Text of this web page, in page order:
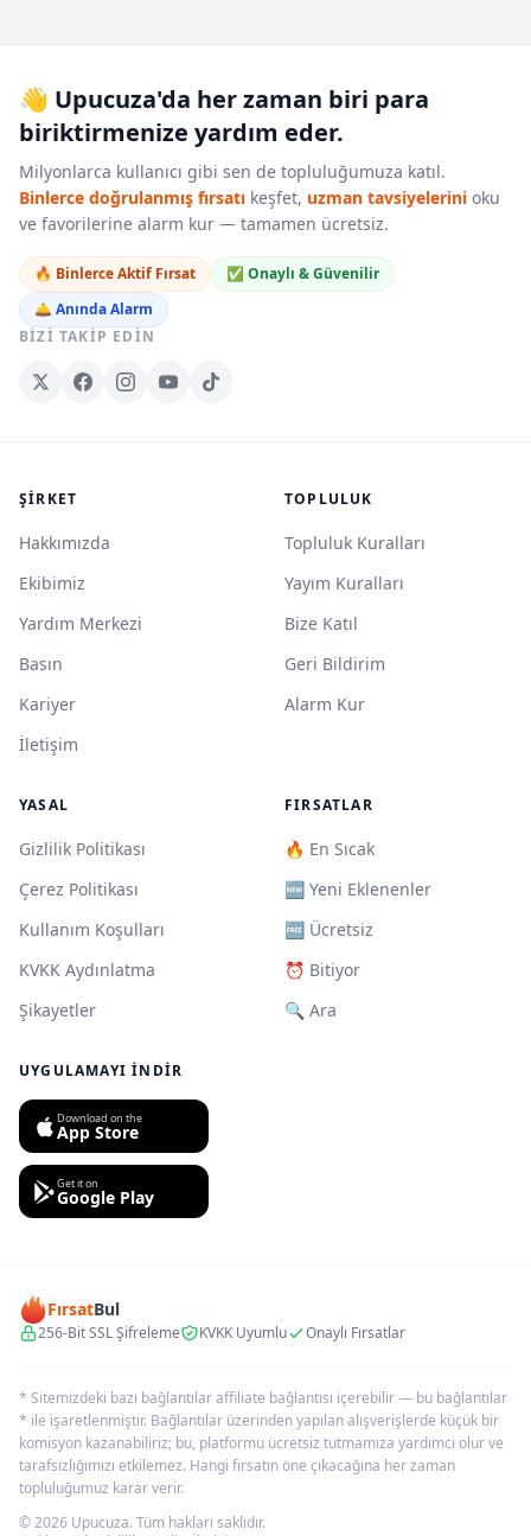
👋 Upucuza'da her zaman biri para
biriktirmenize yardım eder.
Milyonlarca kullanıcı gibi sen de topluluğumuza katıl.
Binlerce doğrulanmış fırsatı keşfet, uzman tavsiyelerini oku
ve favorilerine alarm kur — tamamen ücretsiz.
🔥 Binlerce Aktif Fırsat
✅ Onaylı & Güvenilir
🛎️ Anında Alarm
BIZI TAKIP EDIN
ŞIRKET
Hakkımızda
Ekibimiz
Yardım Merkezi
Basın
Kariyer
İletişim
TOPLULUK
Topluluk Kuralları
Yayım Kuralları
Bize Katıl
Geri Bildirim
Alarm Kur
YASAL
Gizlilik Politikası
Çerez Politikası
Kullanım Koşulları
KVKK Aydınlatma
Şikayetler
FIRSATLAR
🔥 En Sıcak
🆕 Yeni Eklenenler
🆓 Ücretsiz
⏰ Bitiyor
🔍 Ara
UYGULAMAYI İNDIR
Download on the
App Store
Get it on
Google Play
FırsatBul
256-Bit SSL Şifreleme KVKK Uyumlu Onaylı Fırsatlar
* Sitemizdeki bazı bağlantılar affiliate bağlantısı içerebilir — bu bağlantılar
* ile işaretlenmiştir. Bağlantılar üzerinden yapılan alışverişlerde küçük bir
komisyon kazanabiliriz; bu, platformu ücretsiz tutmamıza yardımcı olur ve
tarafsızlığımızı etkilemez. Hangi fırsatın öne çıkacağına her zaman
topluluğumuz karar verir.
© 2026 Upucuza. Tüm hakları saklıdır.